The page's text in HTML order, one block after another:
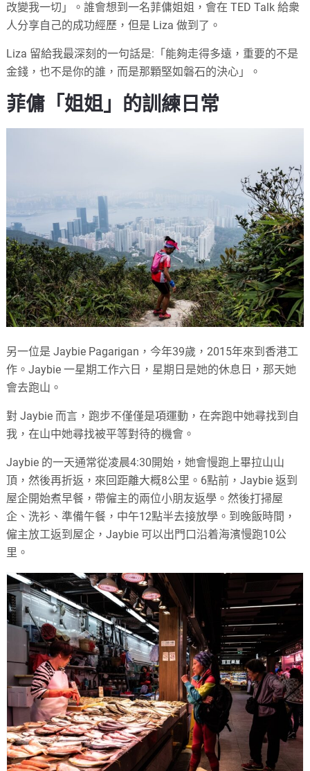
改變我一切」。誰會想到一名菲傭姐姐，會在 TED Talk 給衆
人分享自己的成功經歷，但是 Liza 做到了。
Liza 留給我最深刻的一句話是:「能夠走得多遠，重要的不是
金錢，也不是你的誰，而是那顆堅如磐石的決心」。
菲傭「姐姐」的訓練日常
另一位是 Jaybie Pagarigan，今年39歲，2015年來到香港工
作。Jaybie 一星期工作六日，星期日是她的休息日，那天她
會去跑山。
對 Jaybie 而言，跑步不僅僅是項運動，在奔跑中她尋找到自
我，在山中她尋找被平等對待的機會。
Jaybie 的一天通常從凌晨4:30開始，她會慢跑上畢拉山山
頂，然後再折返，來回距離大概8公里。6點前，Jaybie 返到
屋企開始煮早餐，帶僱主的兩位小朋友返學。然後打掃屋
企、洗衫、準備午餐，中午12點半去接放學。到晚飯時間，
僱主放工返到屋企，Jaybie 可以出門口沿着海濱慢跑10公
里。